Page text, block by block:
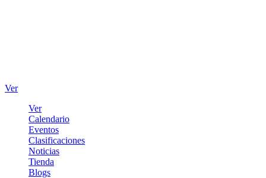
Ver
Ver
Calendario
Eventos
Clasificaciones
Noticias
Tienda
Blogs